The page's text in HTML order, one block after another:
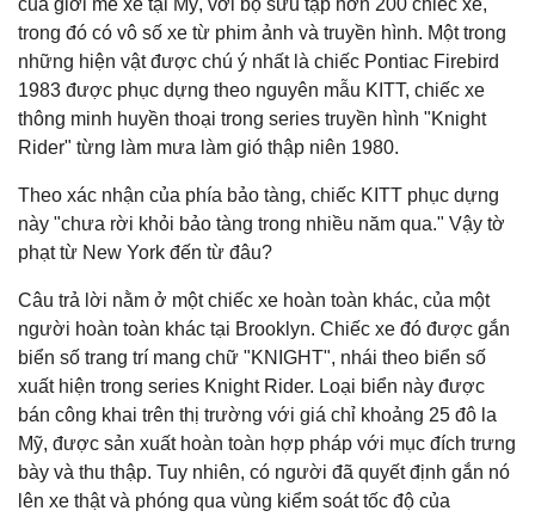
của giới mê xe tại Mỹ, với bộ sưu tập hơn 200 chiếc xe,
trong đó có vô số xe từ phim ảnh và truyền hình. Một trong
những hiện vật được chú ý nhất là chiếc Pontiac Firebird
1983 được phục dựng theo nguyên mẫu KITT, chiếc xe
thông minh huyền thoại trong series truyền hình "Knight
Rider" từng làm mưa làm gió thập niên 1980.
Theo xác nhận của phía bảo tàng, chiếc KITT phục dựng
này "chưa rời khỏi bảo tàng trong nhiều năm qua." Vậy tờ
phạt từ New York đến từ đâu?
Câu trả lời nằm ở một chiếc xe hoàn toàn khác, của một
người hoàn toàn khác tại Brooklyn. Chiếc xe đó được gắn
biển số trang trí mang chữ "KNIGHT", nhái theo biển số
xuất hiện trong series Knight Rider. Loại biển này được
bán công khai trên thị trường với giá chỉ khoảng 25 đô la
Mỹ, được sản xuất hoàn toàn hợp pháp với mục đích trưng
bày và thu thập. Tuy nhiên, có người đã quyết định gắn nó
lên xe thật và phóng qua vùng kiểm soát tốc độ của